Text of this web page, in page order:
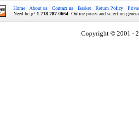
Home About us Contact us Basket Return Policy
Need help? 1-718-787-0664 . Online prices and selection
Copyright © 2001 -